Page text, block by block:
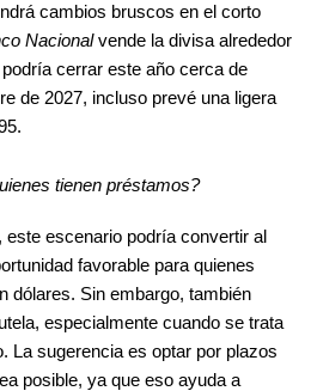
cambios bruscos en el corto
Nacional vende la divisa alrededor
cerrar este año cerca de
de 2027, incluso prevé una ligera
.
tienen préstamos?
este escenario podría convertir al
favorable para quienes
dólares. Sin embargo, también
especialmente cuando se trata
. La sugerencia es optar por plazos
posible, ya que eso ayuda a